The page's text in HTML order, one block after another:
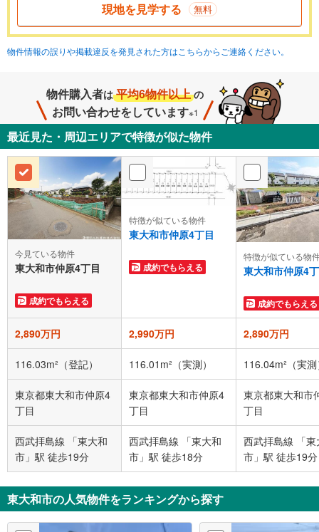
現地を見学する 無料
物件情報の誤りや掲載違反を発見された方はこちらからご連絡ください。
物件購入者は 平均6物件以上 の
お問い合わせをしています※1
最近見た・周辺エリアで特徴が似た物件
今見ている物件
東大和市仲原4丁目
成約でもらえる
特徴が似ている物件
東大和市仲原4丁目
成約でもらえる
特徴が似ている物
東大和市仲原4
成約でもらえる
2,890万円 2,990万円 2,890万円
116.03m²（登記） 116.01m²（実測） 116.04m²（実
東京都東大和市仲原4
丁目
東京都東大和市仲原4
丁目
東京都東大和市
丁目
西武拝島線 「東大和
市」駅 徒歩19分
西武拝島線 「東大和
市」駅 徒歩18分
西武拝島線 「東
市」駅 徒歩19分
東大和市の人気物件をランキングから探す